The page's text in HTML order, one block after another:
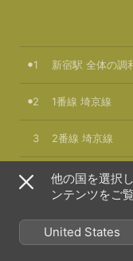
1 新宿駅 全体の調
2 1番線 埼京線
3 2番線 埼京線
4 3番線 成田エク
6 5番線 中央本線(
他の国を選択
ンテンツをご
United States